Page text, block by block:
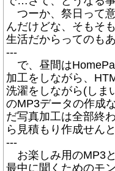
つーか、祭日って
んだけどな、そもそ
生活だからってのも
---
で、昼間は
加工をしながら、
洗濯をしながら(しま
のMP3データの作成
だ写真加工は全部終
ら見積もり作成せん
---
お楽しみ用のMP3
最中に聞くためのモ